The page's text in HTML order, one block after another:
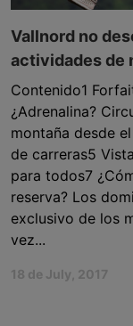
Vallnord no
actividades de
Contenido1
¿Adrenalina?
montaña desde
de carreras5
para todos7
reserva? Los
exclusivo de los
vez...
18 de July, 2017